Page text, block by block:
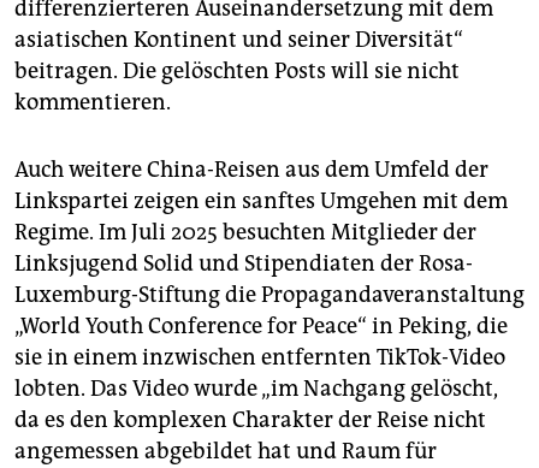
differenzierteren Auseinandersetzung mit dem
asiatischen Kontinent und seiner Diversität“
beitragen. Die gelöschten Posts will sie nicht
kommentieren.
Auch weitere China-Reisen aus dem Umfeld der
Linkspartei zeigen ein sanftes Umgehen mit dem
Regime. Im Juli 2025 besuchten Mitglieder der
Linksjugend Solid und Stipendiaten der Rosa-
Luxemburg-Stiftung die Propagandaveranstaltung
„World Youth Conference for Peace“ in Peking, die
sie in einem inzwischen entfernten TikTok-Video
lobten. Das Video wurde „im Nachgang gelöscht,
da es den komplexen Charakter der Reise nicht
angemessen abgebildet hat und Raum für